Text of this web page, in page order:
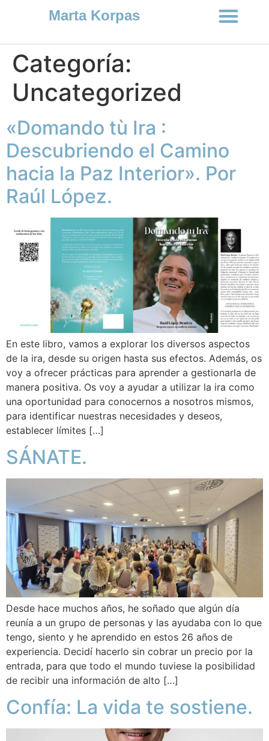
Marta Korpas
Categoría:
Uncategorized
«Domando tù Ira :
Descubriendo el Camino
hacia la Paz Interior». Por
Raúl López.
En este libro, vamos a explorar los diversos aspectos
de la ira, desde su origen hasta sus efectos. Además, os
voy a ofrecer prácticas para aprender a gestionarla de
manera positiva. Os voy a ayudar a utilizar la ira como
una oportunidad para conocernos a nosotros mismos,
para identificar nuestras necesidades y deseos,
establecer límites […]
SÁNATE.
Desde hace muchos años, he soñado que algún día
reunía a un grupo de personas y las ayudaba con lo que
tengo, siento y he aprendido en estos 26 años de
experiencia. Decidí hacerlo sin cobrar un precio por la
entrada, para que todo el mundo tuviese la posibilidad
de recibir una información de alto […]
Confía: La vida te sostiene.